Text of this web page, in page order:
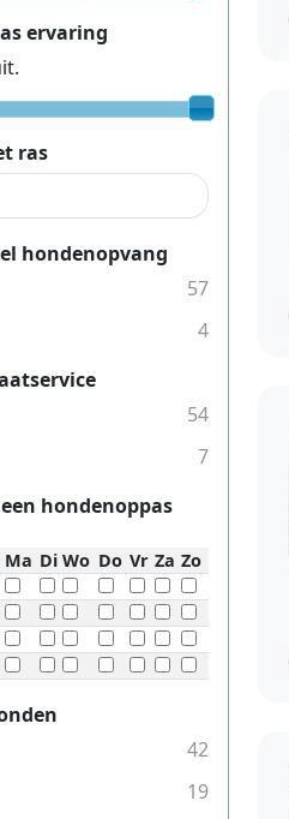
ervaring
ras
hondenopvang
57
4
54
7
hondenoppas
Ma Di Wo Do Vr Za Zo
42
19